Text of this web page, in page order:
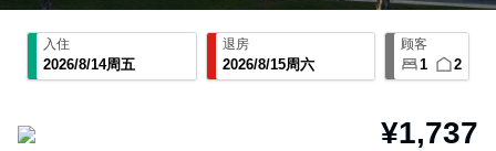
¥1,737
入住
2026/8/14周五
退房
2026/8/15周六
顾客
1 2